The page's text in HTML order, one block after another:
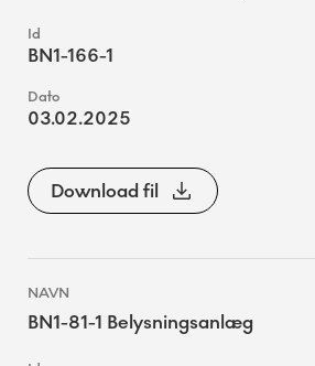
BN1-166-1
03.02.2025
Download fil
BN1-81-1 Belysningsanlæg